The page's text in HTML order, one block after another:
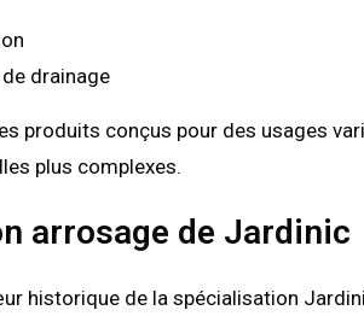
drainage
produits conçus pour des usages
plus complexes.
arrosage de Jardinic
historique de la spécialisation